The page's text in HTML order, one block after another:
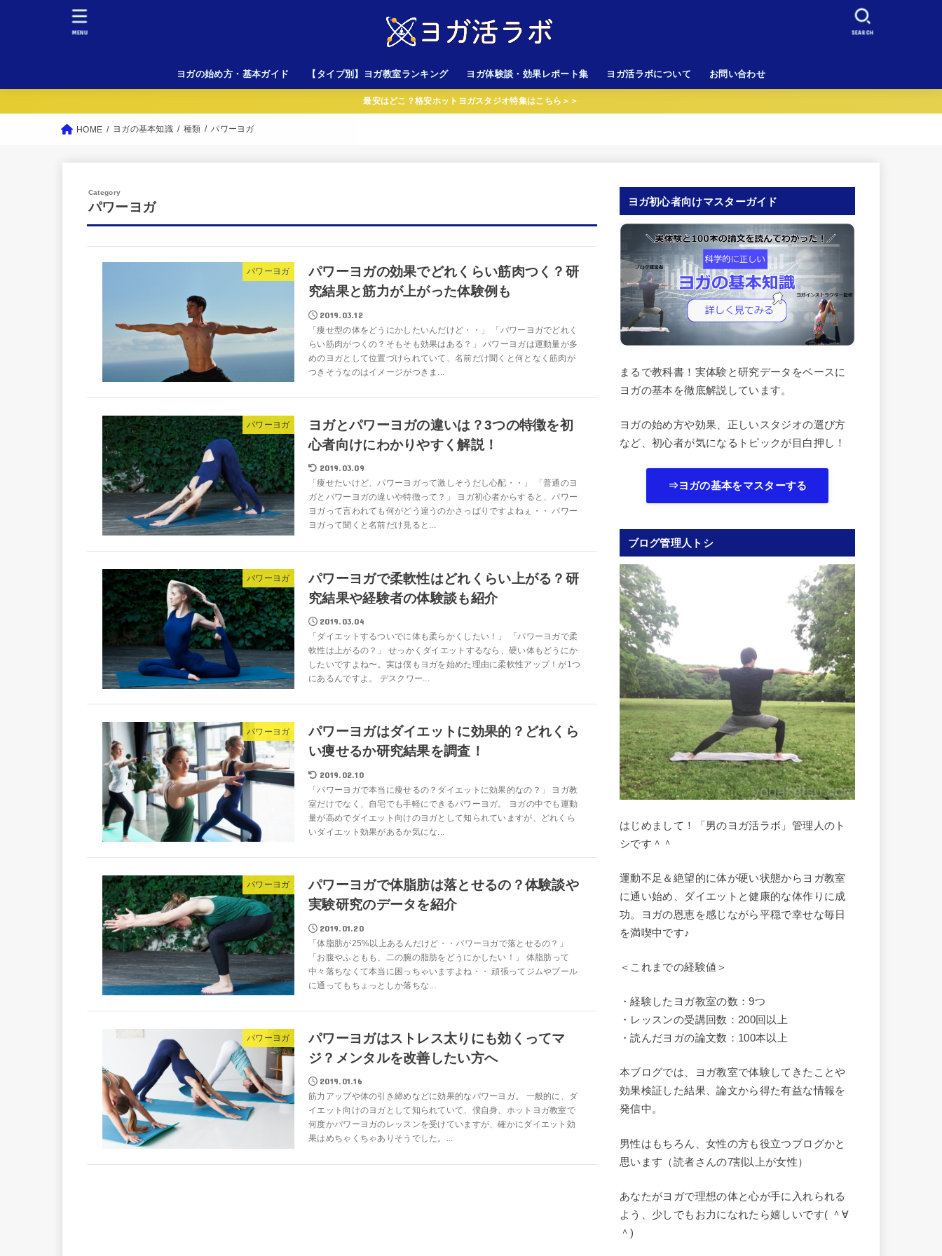
ヨガの始め方・基本ガイド 【タイプ別】ヨガ教室ランキング
初心者向けスタジオ
料金が安いスタジオ
女性専用スタジオ
溶岩ホットヨガスタジオ
LAVA以外のスタジオ
ヨガ体験談・効果レポート集
LAVA（ラバ）
CALDO（カルド）
ヨガ活ラボについて お問い合わせ
SEARCH
MENU
最安はどこ？格安ホットヨガスタジオ特集はこちら＞＞
HOME ヨガの基本知識 種類 パワーヨガ
パワーヨガ
パワーヨガ
パワーヨガの効果でどれくらい筋肉つく？研
究結果と筋力が上がった体験例も
2019.03.12
「痩せ型の体をどうにかしたいんだけど・・」 「パワーヨガでどれく
らい筋肉がつくの？そもそも効果はある？」 パワーヨガは運動量が多
めのヨガとして位置づけられていて、名前だけ聞くと何となく筋肉が
つきそうなのはイメージがつきま...
パワーヨガ
ヨガとパワーヨガの違いは？3つの特徴を初
心者向けにわかりやすく解説！
2019.03.09
「痩せたいけど、パワーヨガって激しそうだし心配・・」 「普通のヨ
ガとパワーヨガの違いや特徴って？」 ヨガ初心者からすると、パワー
ヨガって言われても何がどう違うのかさっぱりですよねぇ・・ パワー
ヨガって聞くと名前だけ見ると...
パワーヨガ
パワーヨガで柔軟性はどれくらい上がる？研
究結果や経験者の体験談も紹介
2019.03.04
「ダイエットするついでに体も柔らかくしたい！」 「パワーヨガで柔
軟性は上がるの？」 せっかくダイエットするなら、硬い体もどうにか
したいですよね〜。実は僕もヨガを始めた理由に柔軟性アップ！が1つ
にあるんですよ。 デスクワー...
パワーヨガ
パワーヨガはダイエットに効果的？どれくら
い痩せるか研究結果を調査！
2019.02.10
「パワーヨガで本当に痩せるの？ダイエットに効果的なの？」 ヨガ教
室だけでなく、自宅でも手軽にできるパワーヨガ。 ヨガの中でも運動
量が高めでダイエット向けのヨガとして知られていますが、どれくら
いダイエット効果があるか気にな...
パワーヨガ
パワーヨガで体脂肪は落とせるの？体験談や
実験研究のデータを紹介
2019.01.20
「体脂肪が25%以上あるんだけど・・パワーヨガで落とせるの？」
「お腹やふともも、二の腕の脂肪をどうにかしたい！」 体脂肪って
中々落ちなくて本当に困っちゃいますよね・・ 頑張ってジムやプール
に通ってもちょっとしか落ちな...
パワーヨガ
パワーヨガはストレス太りにも効くってマ
ジ？メンタルを改善したい方へ
2019.01.16
筋力アップや体の引き締めなどに効果的なパワーヨガ。 一般的に、ダ
イエット向けのヨガとして知られていて、僕自身、ホットヨガ教室で
何度かパワーヨガのレッスンを受けていますが、確かにダイエット効
果はめちゃくちゃありそうでした。...
ヨガ初心者向けマスターガイド
まるで教科書！実体験と研究データをベースに
ヨガの基本を徹底解説しています。
ヨガの始め方や効果、正しいスタジオの選び方
など、初心者が気になるトピックが目白押し！
⇒ヨガの基本をマスターする
ブログ管理人トシ
はじめまして！「男のヨガ活ラボ」管理人のト
シです＾＾
運動不足＆絶望的に体が硬い状態からヨガ教室
に通い始め、ダイエットと健康的な体作りに成
功。ヨガの恩恵を感じながら平穏で幸せな毎日
を満喫中です♪
＜これまでの経験値＞
・経験したヨガ教室の数：9つ
・レッスンの受講回数：200回以上
・読んだヨガの論文数：100本以上
本ブログでは、ヨガ教室で体験してきたことや
効果検証した結果、論文から得た有益な情報を
発信中。
男性はもちろん、女性の方も役立つブログかと
思います（読者さんの7割以上が女性）
あなたがヨガで理想の体と心が手に入れられる
よう、少しでもお力になれたら嬉しいです( ＾∀
＾)